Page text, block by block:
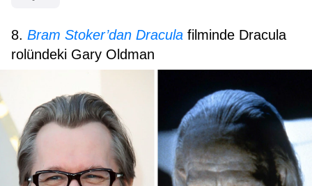
8. Bram Stoker’dan Dracula filminde Dracula
rolündeki Gary Oldman